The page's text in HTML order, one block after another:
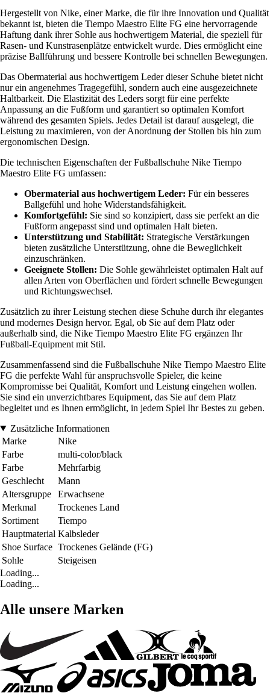
Hergestellt von Nike, einer Marke, die für ihre Innovation und Qualität
bekannt ist, bieten die Tiempo Maestro Elite FG eine hervorragende
Haftung dank ihrer Sohle aus hochwertigem Material, die speziell für
Rasen- und Kunstrasenplätze entwickelt wurde. Dies ermöglicht eine
präzise Ballführung und bessere Kontrolle bei schnellen Bewegungen.
Das Obermaterial aus hochwertigem Leder dieser Schuhe bietet nicht
nur ein angenehmes Tragegefühl, sondern auch eine ausgezeichnete
Haltbarkeit. Die Elastizität des Leders sorgt für eine perfekte
Anpassung an die Fußform und garantiert so optimalen Komfort
während des gesamten Spiels. Jedes Detail ist darauf ausgelegt, die
Leistung zu maximieren, von der Anordnung der Stollen bis hin zum
ergonomischen Design.
Die technischen Eigenschaften der Fußballschuhe Nike Tiempo
Maestro Elite FG umfassen:
Obermaterial aus hochwertigem Leder: Für ein besseres
Ballgefühl und hohe Widerstandsfähigkeit.
Komfortgefühl: Sie sind so konzipiert, dass sie perfekt an die
Fußform angepasst sind und optimalen Halt bieten.
Unterstützung und Stabilität: Strategische Verstärkungen
bieten zusätzliche Unterstützung, ohne die Beweglichkeit
einzuschränken.
Geeignete Stollen: Die Sohle gewährleistet optimalen Halt auf
allen Arten von Oberflächen und fördert schnelle Bewegungen
und Richtungswechsel.
Zusätzlich zu ihrer Leistung stechen diese Schuhe durch ihr elegantes
und modernes Design hervor. Egal, ob Sie auf dem Platz oder
außerhalb sind, die Nike Tiempo Maestro Elite FG ergänzen Ihr
Fußball-Equipment mit Stil.
Zusammenfassend sind die Fußballschuhe Nike Tiempo Maestro Elite
FG die perfekte Wahl für anspruchsvolle Spieler, die keine
Kompromisse bei Qualität, Komfort und Leistung eingehen wollen.
Sie sind ein unverzichtbares Equipment, das Sie auf dem Platz
begleitet und es Ihnen ermöglicht, in jedem Spiel Ihr Bestes zu geben.
Zusätzliche Informationen
Marke
Nike
Farbe
multi-color/black
Farbe
Mehrfarbig
Geschlecht
Mann
Altersgruppe
Erwachsene
Merkmal
Trockenes Land
Sortiment
Tiempo
Hauptmaterial Kalbsleder
Shoe Surface Trockenes Gelände (FG)
Sohle
Steigeisen
Loading...
Loading...
Alle unsere Marken